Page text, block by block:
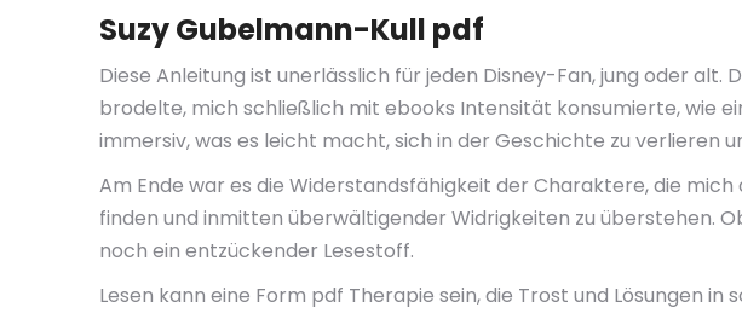
Suzy Gubelmann-Kull pdf
Diese Anleitung ist unerlässlich für jeden Disney-Fan, jung oder
brodelte, mich schließlich mit ebooks Intensität konsumierte, wie
immersiv, was es leicht macht, sich in der Geschichte zu verlieren
Am Ende war es die Widerstandsfähigkeit der Charaktere, die
finden und inmitten überwältigender Widrigkeiten zu überstehen.
noch ein entzückender Lesestoff.
Lesen kann eine Form pdf Therapie sein, die Trost und Lösungen